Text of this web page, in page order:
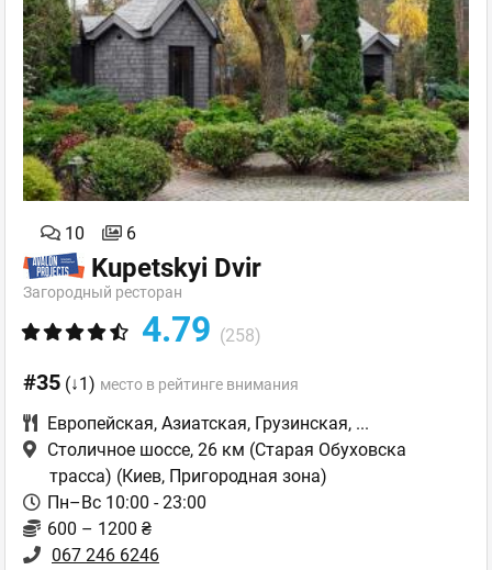
10 6
Kupetskyi Dvir
Загородный ресторан
4.79 (258)
#35 (↓1) место в рейтинге внимания
Европейская, Азиатская, Грузинская, ...
Столичное шоссе, 26 км (Старая Обуховска
трасса) (Киев, Пригородная зона)
Пн–Вс 10:00 - 23:00
600 – 1200 ₴
067 246 6246